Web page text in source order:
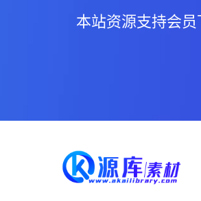
本站资源支持会